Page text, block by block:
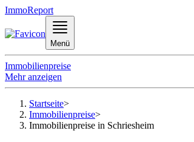
ImmoReport
Menü
Immobilienpreise
Mehr anzeigen
Startseite>
Immobilienpreise>
Immobilienpreise in Schriesheim